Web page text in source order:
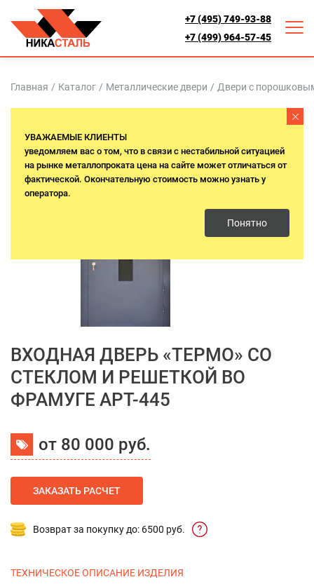
+7 (495) 749-93-88
+7 (499) 964-57-45
Главная / Каталог / Металлические двери / Двери с
Термо
ВХОДНАЯ ДВЕРЬ «ТЕРМО» СО
СТЕКЛОМ И РЕШЕТКОЙ ВО
ФРАМУГЕ АРТ-445
от 80 000 руб.
ЗАКАЗАТЬ РАСЧЕТ
Возврат за покупку до: 6500 руб.
ТЕХНИЧЕСКОЕ ОПИСАНИЕ ИЗДЕЛИЯ